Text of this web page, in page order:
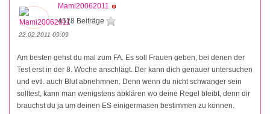
Mami20062011
4528 Beiträge
22.02.2011 09:09
Am besten gehst du mal zum FA. Es soll Frauen geben, bei denen der
Test erst in der 8. Woche anschlägt. Der kann dich genauer untersuchen
und evtl. auch Blut abnehmnen. Denn wenn du nicht schwanger sein
solltest, kann man wenigstens abklären wo deine Regel bleibt, denn dir
brauchst du ja um deinen ES einigermasen bestimmen zu können.